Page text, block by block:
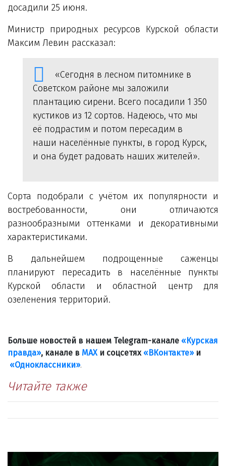
досадили 25 июня.
Министр природных ресурсов Курской области
Максим Левин рассказал:
«Сегодня в лесном питомнике в
Советском районе мы заложили
плантацию сирени. Всего посадили 1 350
кустиков из 12 сортов. Надеюсь, что мы
её подрастим и потом пересадим в
наши населённые пункты, в город Курск,
и она будет радовать наших жителей».
Сорта подобрали с учётом их популярности и
востребованности, они отличаются
разнообразными оттенками и декоративными
характеристиками.
В дальнейшем подрощенные саженцы
планируют пересадить в населённые пункты
Курской области и областной центр для
озеленения территорий.
Больше новостей в нашем Telegram-канале «Курская
правда», канале в МАХ и соцсетях «ВКонтакте»и
«Одноклассники».
Читайте также